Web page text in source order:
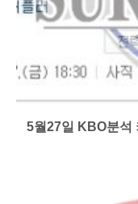
5월27일 KBO분석